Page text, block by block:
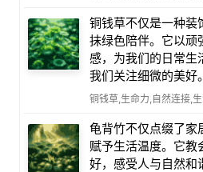
铜钱草不仅是一种装
抹绿色陪伴。它以顽
感，为我们的日常生
我们关注细微的美好。
铜钱草,生命力,自然连接,
龟背竹不仅点缀了家
赋予生活温度。它教
好，感受人与自然和